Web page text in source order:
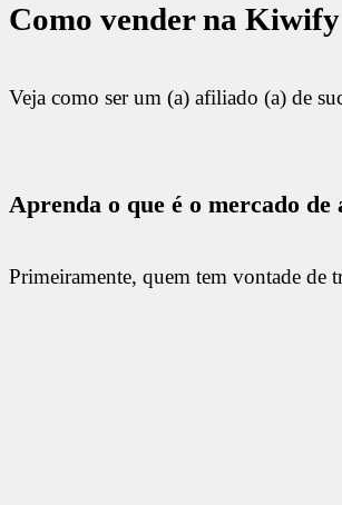
Como vender na
Veja como ser um (a) afiliado (a) de
Aprenda o que é o mercado de
Primeiramente, quem tem vontade de